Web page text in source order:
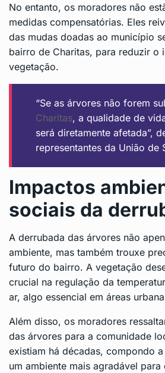
No entanto, os moradores não
medidas compensatórias. Eles
das mudas doadas ao município
bairro de Charitas, para reduzir o
vegetação.
“Se as árvores não forem
Charitas, a qualidade de
será diretamente afetada”,
representantes da União de
Impactos
sociais da
A derrubada das árvores não
ambiente, mas também trouxe
futuro do bairro. A vegetação
crucial na regulação da
ar, algo essencial em áreas
Além disso, os moradores
das árvores para a comunidade
existiam há décadas, compondo
um ambiente mais agradável para